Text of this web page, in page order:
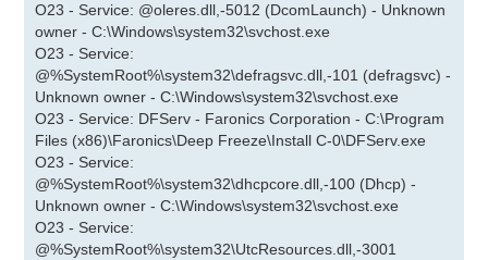
O23 - Service: @oleres.dll,-5012 (DcomLaunch) - Unknown
owner - C:\Windows\system32\svchost.exe
O23 - Service:
@%SystemRoot%\system32\defragsvc.dll,-101 (defragsvc) -
Unknown owner - C:\Windows\system32\svchost.exe
O23 - Service: DFServ - Faronics Corporation - C:\Program
Files (x86)\Faronics\Deep Freeze\Install C-0\DFServ.exe
O23 - Service:
@%SystemRoot%\system32\dhcpcore.dll,-100 (Dhcp) -
Unknown owner - C:\Windows\system32\svchost.exe
O23 - Service:
@%SystemRoot%\system32\UtcResources.dll,-3001